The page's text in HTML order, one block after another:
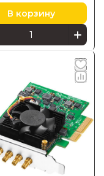
В корзину